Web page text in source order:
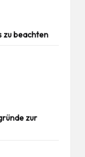
zu beachten
zur